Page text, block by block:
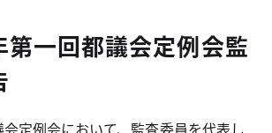
第一回都議会定例会監
定例会において、監査委員を代表し